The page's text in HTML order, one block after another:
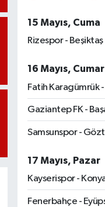
15 Mayıs, Cuma
Rizespor - Beşiktaş
16 Mayıs,
Fatih Karagümrük
Gaziantep FK -
Samsunspor -
17 Mayıs, Pazar
Kayserispor -
Fenerbahçe -